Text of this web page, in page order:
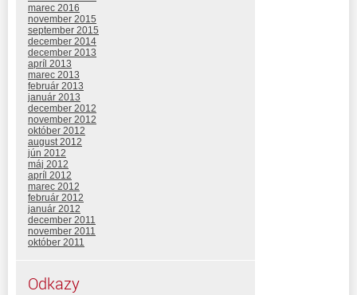
marec 2016
november 2015
september 2015
december 2014
december 2013
apríl 2013
marec 2013
február 2013
január 2013
december 2012
november 2012
október 2012
august 2012
jún 2012
máj 2012
apríl 2012
marec 2012
február 2012
január 2012
december 2011
november 2011
október 2011
Odkazy